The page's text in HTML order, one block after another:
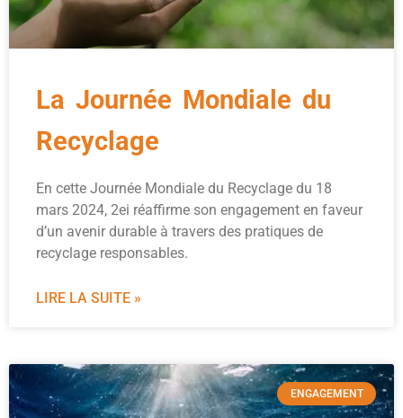
La Journée Mondiale du
Recyclage
En cette Journée Mondiale du Recyclage du 18
mars 2024, 2ei réaffirme son engagement en faveur
d’un avenir durable à travers des pratiques de
recyclage responsables.
LIRE LA SUITE »
ENGAGEMENT